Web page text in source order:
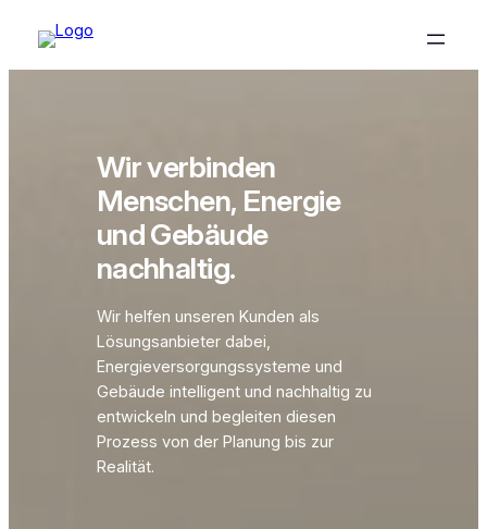
Wir verbinden
Menschen, Energie
und Gebäude
nachhaltig.
Wir helfen unseren Kunden als
Lösungsanbieter dabei,
Energieversorgungssysteme und
Gebäude intelligent und nachhaltig zu
entwickeln und begleiten diesen
Prozess von der Planung bis zur
Realität.